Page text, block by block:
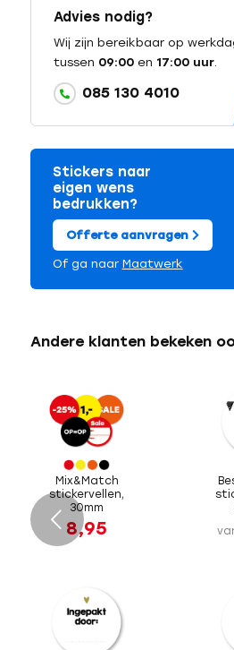
Advies nodig?
Wij zijn bereikbaar op
tussen 09:00en 17:00 uur.
085 130 4010
Stickers naar
eigen wens
bedrukken?
Offerte aanvragen
Of ga naar Maatwerk
Andere klanten bekeken
Mix&Match
stickervellen,
30mm
8,95